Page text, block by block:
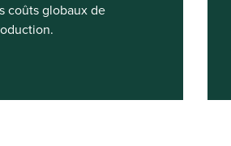
coûts globaux de